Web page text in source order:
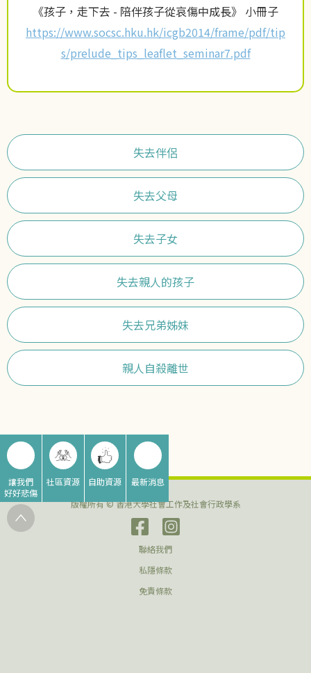
《孩子，走下去 - 陪伴孩子從哀傷中成長》 小冊子
https://www.socsc.hku.hk/icgb2014/frame/pdf/tip
s/prelude_tips_leaflet_seminar7.pdf
失去伴侶
失去父母
失去子女
失去親人的孩子
失去兄弟姊妹
親人自殺離世
讓我們
好好悲傷
社區資源 自助資源
最新消息
版權所有 © 香港大學社會工作及社會行政學系
聯絡我們
私隱條款
免責條款